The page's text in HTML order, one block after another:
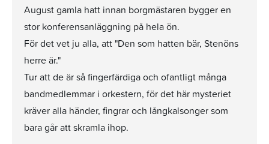
August gamla hatt innan borgmästaren bygger en
stor konferensanläggning på hela ön.
För det vet ju alla, att "Den som hatten bär, Stenöns
herre är."
Tur att de är så fingerfärdiga och ofantligt många
bandmedlemmar i orkestern, för det här mysteriet
kräver alla händer, fingrar och långkalsonger som
bara går att skramla ihop.